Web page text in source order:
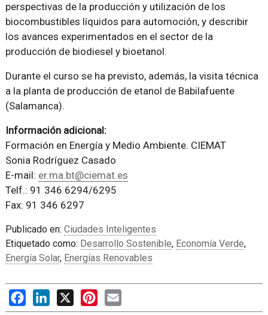
perspectivas de la producción y utilización de los
biocombustibles líquidos para automoción, y describir
los avances experimentados en el sector de la
producción de biodiesel y bioetanol.
Durante el curso se ha previsto, además, la visita técnica
a la planta de producción de etanol de Babilafuente
(Salamanca).
Información adicional:
Formación en Energía y Medio Ambiente. CIEMAT
Sonia Rodríguez Casado
E-mail: er.ma.bt@ciemat.es
Telf.: 91 346 6294/6295
Fax: 91 346 6297
Publicado en: Ciudades Inteligentes
Etiquetado como: Desarrollo Sostenible, Economía Verde,
Energía Solar, Energías Renovables
FacebookLinkedIn
X PinterestEmail